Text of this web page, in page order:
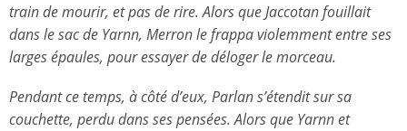
train de mourir, et pas de rire. Alors que Jaccotan fouillait
dans le sac de Yarnn, Merron le frappa violemment entre ses
larges épaules, pour essayer de déloger le morceau.
Pendant ce temps, à côté d’eux, Parlan s’étendit sur sa
couchette, perdu dans ses pensées. Alors que Yarnn et